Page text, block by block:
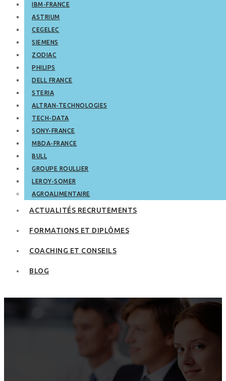
IBM-FRANCE
ASTRIUM
CEGELEC
SIEMENS
ZODIAC
PHILIPS
DELL FRANCE
STERIA
ALTRAN-TECHNOLOGIES
TECH-DATA
SONY-FRANCE
MBDA-FRANCE
BULL
GROUPE ROULLIER
LEROY-SOMER
AGROALIMENTAIRE
ACTUALITÉS RECRUTEMENTS
FORMATIONS ET DIPLÔMES
COACHING ET CONSEILS
BLOG